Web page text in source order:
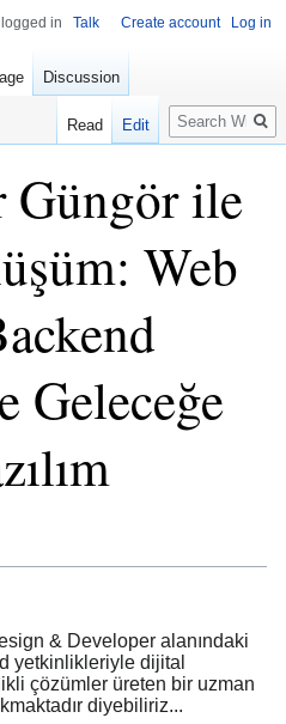
ile
Web
Geleceğe
& Developer alanındaki
yetkinlikleriyle dijital
çözümler üreten bir uzman
diyebiliriz...
logged in Talk Create account Log in
Discussion
Read Edit
Search